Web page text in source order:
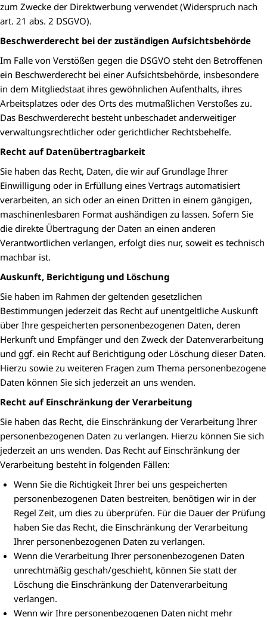
zum Zwecke der Direktwerbung verwendet (Widerspruch nach
art. 21 abs. 2 DSGVO).
Beschwerderecht bei der zuständigen Aufsichtsbehörde
Im Falle von Verstößen gegen die DSGVO steht den Betroffenen
ein Beschwerderecht bei einer Aufsichtsbehörde, insbesondere
in dem Mitgliedstaat ihres gewöhnlichen Aufenthalts, ihres
Arbeitsplatzes oder des Orts des mutmaßlichen Verstoßes zu.
Das Beschwerderecht besteht unbeschadet anderweitiger
verwaltungsrechtlicher oder gerichtlicher Rechtsbehelfe.
Recht auf Datenübertragbarkeit
Sie haben das Recht, Daten, die wir auf Grundlage Ihrer
Einwilligung oder in Erfüllung eines Vertrags automatisiert
verarbeiten, an sich oder an einen Dritten in einem gängigen,
maschinenlesbaren Format aushändigen zu lassen. Sofern Sie
die direkte Übertragung der Daten an einen anderen
Verantwortlichen verlangen, erfolgt dies nur, soweit es technisch
machbar ist.
Auskunft, Berichtigung und Löschung
Sie haben im Rahmen der geltenden gesetzlichen
Bestimmungen jederzeit das Recht auf unentgeltliche Auskunft
über Ihre gespeicherten personenbezogenen Daten, deren
Herkunft und Empfänger und den Zweck der Datenverarbeitung
und ggf. ein Recht auf Berichtigung oder Löschung dieser Daten.
Hierzu sowie zu weiteren Fragen zum Thema personenbezogene
Daten können Sie sich jederzeit an uns wenden.
Recht auf Einschränkung der Verarbeitung
Sie haben das Recht, die Einschränkung der Verarbeitung Ihrer
personenbezogenen Daten zu verlangen. Hierzu können Sie sich
jederzeit an uns wenden. Das Recht auf Einschränkung der
Verarbeitung besteht in folgenden Fällen:
Wenn Sie die Richtigkeit Ihrer bei uns gespeicherten
personenbezogenen Daten bestreiten, benötigen wir in der
Regel Zeit, um dies zu überprüfen. Für die Dauer der Prüfung
haben Sie das Recht, die Einschränkung der Verarbeitung
Ihrer personenbezogenen Daten zu verlangen.
Wenn die Verarbeitung Ihrer personenbezogenen Daten
unrechtmäßig geschah/geschieht, können Sie statt der
Löschung die Einschränkung der Datenverarbeitung
verlangen.
Wenn wir Ihre personenbezogenen Daten nicht mehr